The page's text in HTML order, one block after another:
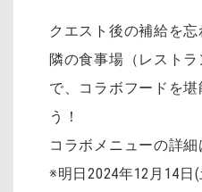
クエスト後の補給を
隣の食事場（レストラ
で、コラボフードを
う！
コラボメニューの詳細
※明日2024年12月14日(